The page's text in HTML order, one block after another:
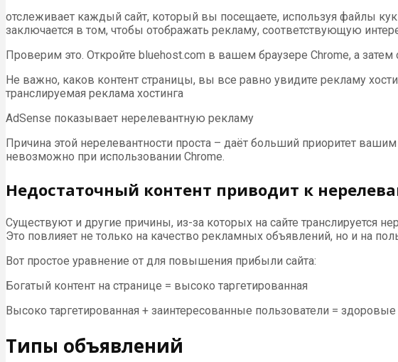
отслеживает каждый сайт, который вы посещаете, используя файлы
заключается в том, чтобы отображать рекламу, соответствующую
Проверим это. Откройте bluehost.com в вашем браузере Chrome, а
Не важно, каков контент страницы, вы все равно увидите рекламу
транслируемая реклама хостинга
AdSense показывает нерелевантную рекламу
Причина этой нерелевантности проста – даёт больший приоритет
невозможно при использовании Chrome.
Недостаточный контент приводит к
Существуют и другие причины, из-за которых на сайте транслируется
Это повлияет не только на качество рекламных объявлений, но и на
Вот простое уравнение от для повышения прибыли сайта:
Богатый контент на странице = высоко таргетированная
Высоко таргетированная + заинтересованные пользователи =
Типы объявлений